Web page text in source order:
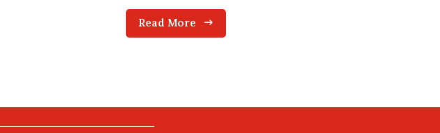
Read More